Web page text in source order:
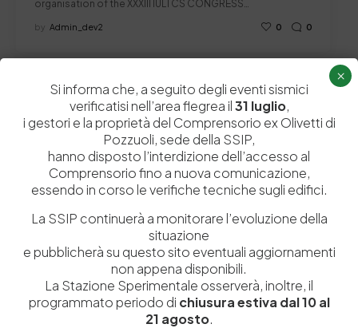
organisation of the XXXIII IULTCS CONGRESS…
by Admin_dev2 0 0
Lascia un commento
Il tuo indirizzo email non sarà pubblicato. I campi obbligatori sono
contrassegnati *
Si informa che, a seguito degli eventi sismici
verificatisi nell’area flegrea il31 luglio,
i gestori e la proprietà del Comprensorio ex Olivetti di
Pozzuoli, sede della SSIP,
hanno disposto l’interdizione dell’accesso al
Comprensorio fino a nuova comunicazione,
essendo in corso le verifiche tecniche sugli edifici.
La SSIP continuerà a monitorare l’evoluzione della
situazione
e pubblicherà su questo sito eventuali aggiornamenti
non appena disponibili.
La Stazione Sperimentale osserverà, inoltre, il
programmato periodo di chiusura estiva dal 10 al
21 agosto.
×